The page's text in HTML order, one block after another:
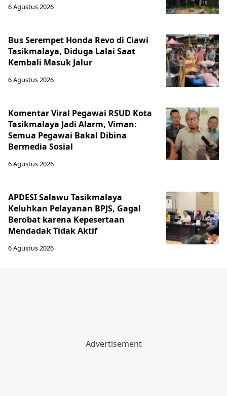
6 Agustus 2026
Bus Serempet Honda Revo di Ciawi
Tasikmalaya, Diduga Lalai Saat
Kembali Masuk Jalur
6 Agustus 2026
Komentar Viral Pegawai RSUD Kota
Tasikmalaya Jadi Alarm, Viman:
Semua Pegawai Bakal Dibina
Bermedia Sosial
6 Agustus 2026
APDESI Salawu Tasikmalaya
Keluhkan Pelayanan BPJS, Gagal
Berobat karena Kepesertaan
Mendadak Tidak Aktif
6 Agustus 2026